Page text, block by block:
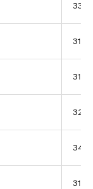
3326
3129
3130
3257
3411
3121